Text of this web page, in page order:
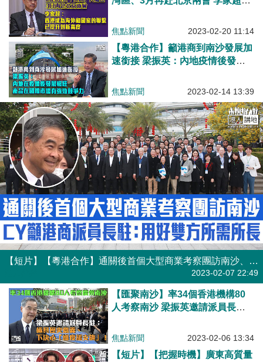
升到新高度
焦點新聞 2023-02-20 11:14
【粵港合作】籲港商到南沙發展加
速銜接 梁振英：內地疫情後發展
力
焦點新聞 2023-02-14 13:39
【短片】【粵港合作】通關後首個大型商業考察團訪南沙、梁振英籲香港商協會派員長駐：用好雙方所需所長
2023-02-07 22:49
【匯聚南沙】率34個香港機構80
人考察南沙 梁振英邀請派員長
插支旗」！
焦點新聞 2023-02-06 13:34
【短片】【把握時機】廣東高質量